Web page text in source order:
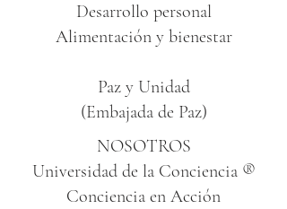
Desarrollo personal
Alimentación y bienestar
Paz y Unidad
(Embajada de Paz)
NOSOTROS
Universidad de la Conciencia ®
Conciencia en Acción